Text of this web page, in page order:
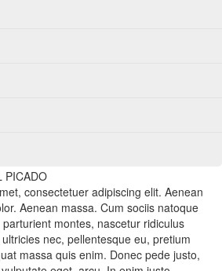
consectetuer adipiscing elit. Aenean
Aenean massa. Cum sociis natoque
montes, nascetur ridiculus
nec, pellentesque eu, pretium
massa quis enim. Donec pede justo,